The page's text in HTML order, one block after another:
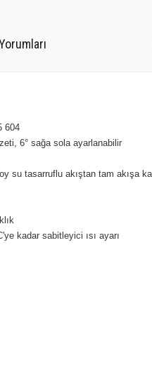
604
6° sağa sola ayarlanabilir
su tasarruflu akıştan tam akışa
kadar sabitleyici ısı ayarı